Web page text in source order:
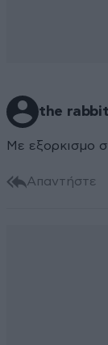
the
Με εξορκισμο
Απαντήστε